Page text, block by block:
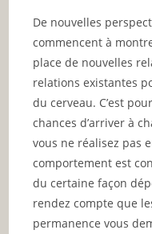
De nouvelles
commencent à
place de nouvelles
relations existantes
du cerveau. C’est
chances d’arriver à
vous ne réalisez pas
comportement est
du certaine façon
rendez compte que
permanence vous